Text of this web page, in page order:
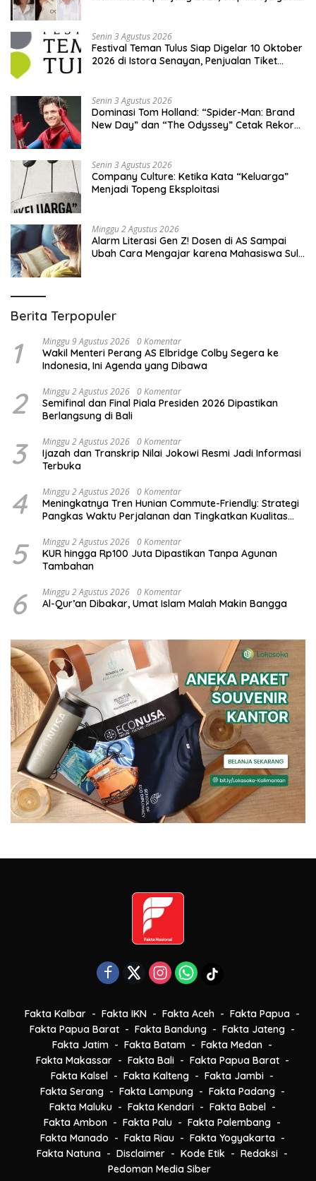
Senin 3 Agustus 2026
Festival Teman Tulus Siap Digelar 10 Oktober
2026 di Istora Senayan, Penjualan Tiket
Senin 3 Agustus 2026
Dominasi Tom Holland: “Spider-Man: Brand
New Day” dan “The Odyssey” Cetak Rekor
Senin 3 Agustus 2026
Company Culture: Ketika Kata “Keluarga”
Menjadi Topeng Eksploitasi
Minggu 2 Agustus 2026
Alarm Literasi Gen Z! Dosen di AS Sampai
Ubah Cara Mengajar karena Mahasiswa Sulit
Berita Terpopuler
1 Minggu 9 Agustus 2026 0 Komentar
Wakil Menteri Perang AS Elbridge Colby Segera ke
Indonesia, Ini Agenda yang Dibawa
2 Minggu 2 Agustus 2026 0 Komentar
Semifinal dan Final Piala Presiden 2026 Dipastikan
Berlangsung di Bali
3 Minggu 2 Agustus 2026 0 Komentar
Ijazah dan Transkrip Nilai Jokowi Resmi Jadi Informasi
Terbuka
4 Minggu 2 Agustus 2026 0 Komentar
Meningkatnya Tren Hunian Commute-Friendly: Strategi
Pangkas Waktu Perjalanan dan Tingkatkan Kualitas
5 Minggu 2 Agustus 2026 0 Komentar
KUR hingga Rp100 Juta Dipastikan Tanpa Agunan
Tambahan
6 Minggu 2 Agustus 2026 0 Komentar
Al-Qur’an Dibakar, Umat Islam Malah Makin Bangga
Fakta Kalbar Fakta IKN Fakta Aceh
Fakta Papua
Fakta Papua Barat
Fakta Bandung
Fakta Jateng
Fakta Jatim
Fakta Batam
Fakta Medan
Fakta Makassar
Fakta Bali
Fakta Papua Barat
Fakta Kalsel
Fakta Kalteng
Fakta Jambi
Fakta Serang
Fakta Lampung
Fakta Padang
Fakta Maluku
Fakta Kendari
Fakta Babel
Fakta Ambon
Fakta Palu
Fakta Palembang
Fakta Manado
Fakta Riau
Fakta Yogyakarta
Fakta Natuna
Disclaimer Kode Etik
Redaksi
Pedoman Media Siber